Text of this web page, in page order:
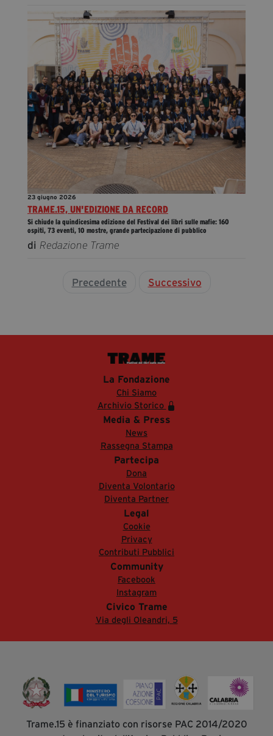
23 giugno 2026
TRAME.15, UN'EDIZIONE DA RECORD
Si chiude la quindicesima edizione del Festival dei libri sulle mafie: 160
ospiti, 73 eventi, 10 mostre, grande partecipazione di pubblico
di Redazione Trame
Precedente Successivo
La Fondazione
Chi Siamo
Archivio Storico
Media & Press
News
Rassegna Stampa
Partecipa
Dona
Diventa Volontario
Diventa Partner
Legal
Cookie
Privacy
Contributi Pubblici
Community
Facebook
Instagram
Civico Trame
Via degli Oleandri, 5
Trame.15 è finanziato con risorse PAC 2014/2020